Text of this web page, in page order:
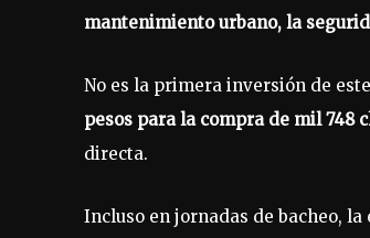
mantenimiento urbano, la
No es la primera inversión de
pesos para la compra de mil 748
directa.
Incluso en jornadas de bacheo,